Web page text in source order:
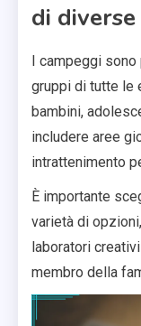
di
I campeggi
gruppi di tutte le
bambini,
includere aree
intrattenimento
È importante
varietà di
laboratori
membro della